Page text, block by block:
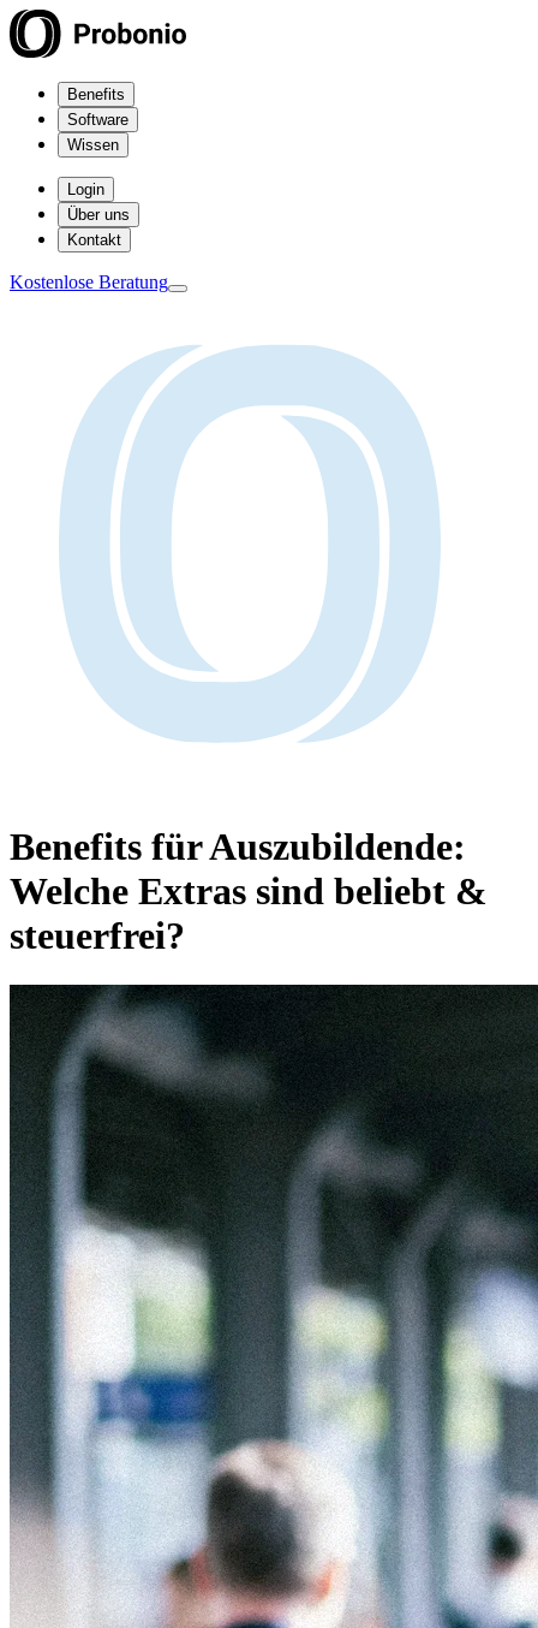
Benefits
Software
Wissen
Login
Über uns
Kontakt
Kostenlose Beratung
Benefits für Auszubildende:
Welche Extras sind beliebt &
steuerfrei?